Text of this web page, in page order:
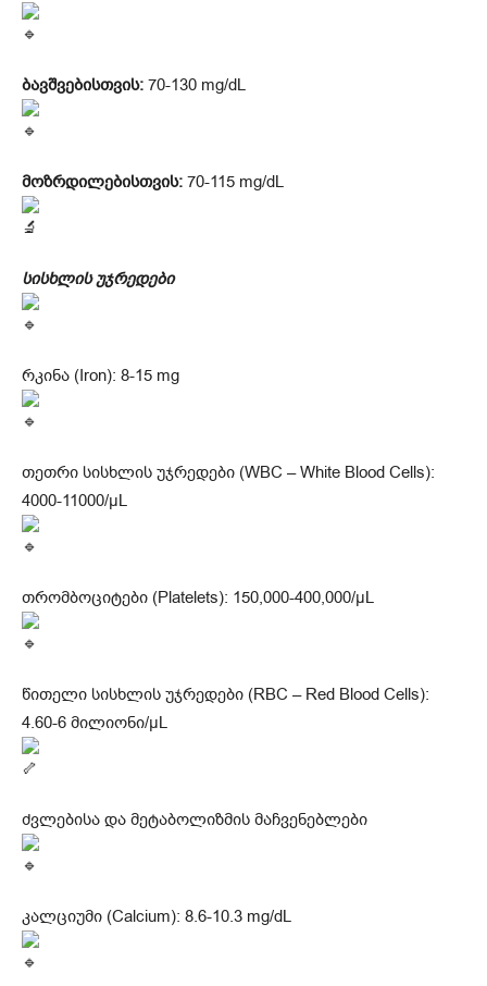
ბავშვებისთვის: 70-130 mg/dL
მოზრდილებისთვის: 70-115 mg/dL
სისხლის უჯრედები
რკინა (Iron): 8-15 mg
თეთრი სისხლის უჯრედები (WBC – White Blood Cells):
4000-11000/μL
თრომბოციტები (Platelets): 150,000-400,000/μL
წითელი სისხლის უჯრედები (RBC – Red Blood Cells):
4.60-6 მილიონი/μL
ძვლებისა და მეტაბოლიზმის მაჩვენებლები
კალციუმი (Calcium): 8.6-10.3 mg/dL